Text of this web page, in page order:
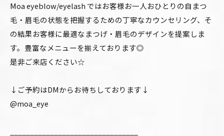
Moa eyeblow/eyelash ではお客様お一人おひとりの自まつ
毛・眉毛の状態を把握するための丁寧なカウンセリング、そ
の結果お客様に最適なまつげ・眉毛のデザインを提案しま
す。豊富なメニューを揃えております◎
是非ご来店ください☆
↓ご予約はDMからお待ちしております↓
@moa_eye